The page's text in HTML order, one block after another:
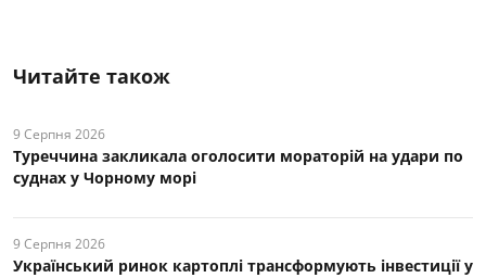
Читайте також
9 Серпня 2026
Туреччина закликала оголосити мораторій на удари по
суднах у Чорному морі
9 Серпня 2026
Український ринок картоплі трансформують інвестиції у